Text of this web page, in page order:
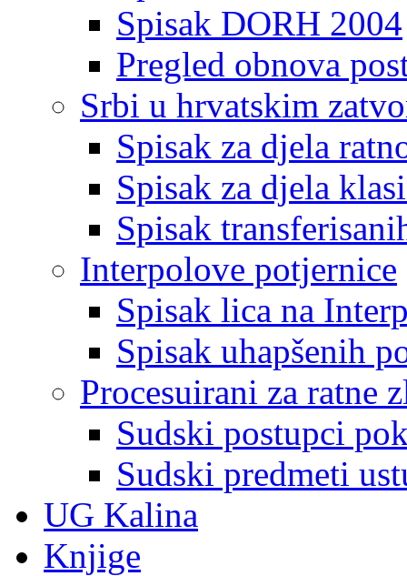
Spisak DORH 2004
Pregled obnova
Srbi u hrvatskim
Spisak za djela
Spisak za djela
Spisak
Interpolove potjernice
Spisak lica na
Spisak uhapšenih
Procesuirani za ratne
Sudski postupci
Sudski predmeti
UG Kalina
Knjige